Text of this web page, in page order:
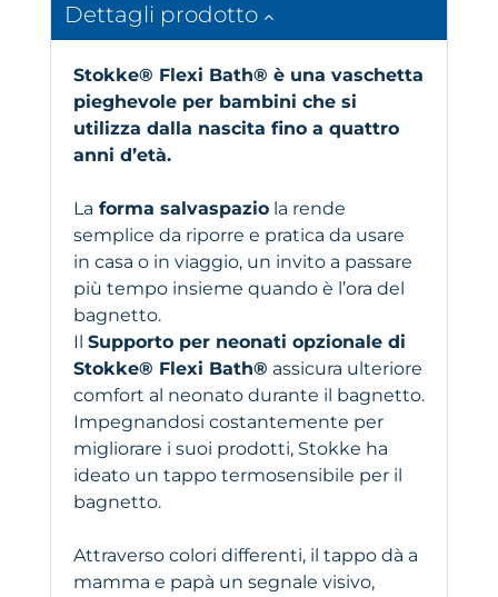
Dettagli prodotto
Stokke® Flexi Bath® è una vaschetta
pieghevole per bambini che si
utilizza dalla nascita fino a quattro
anni d’età.
La forma salvaspazio la rende
semplice da riporre e pratica da usare
in casa o in viaggio, un invito a passare
più tempo insieme quando è l’ora del
bagnetto.
Il Supporto per neonati opzionale di
Stokke® Flexi Bath® assicura ulteriore
comfort al neonato durante il bagnetto.
Impegnandosi costantemente per
migliorare i suoi prodotti, Stokke ha
ideato un tappo termosensibile per il
bagnetto.
Attraverso colori differenti, il tappo dà a
mamma e papà un segnale visivo,